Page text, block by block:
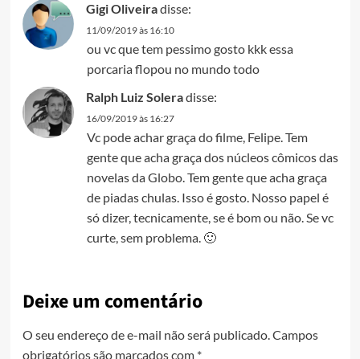
Gigi Oliveiradisse:
11/09/2019 às 16:10
ou vc que tem pessimo gosto kkk essa
porcaria flopou no mundo todo
Ralph Luiz Soleradisse:
16/09/2019 às 16:27
Vc pode achar graça do filme, Felipe. Tem
gente que acha graça dos núcleos cômicos das
novelas da Globo. Tem gente que acha graça
de piadas chulas. Isso é gosto. Nosso papel é
só dizer, tecnicamente, se é bom ou não. Se vc
curte, sem problema. 🙂
Deixe um comentário
O seu endereço de e-mail não será publicado. Campos
obrigatórios são marcados com *